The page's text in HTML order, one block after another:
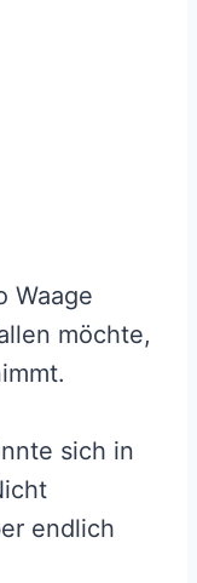
Waage
möchte,
sich in
endlich